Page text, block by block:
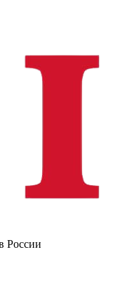
России